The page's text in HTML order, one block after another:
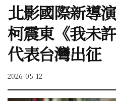
北影國際新導
柯震東《我未
代表台灣出征
2026-05-12